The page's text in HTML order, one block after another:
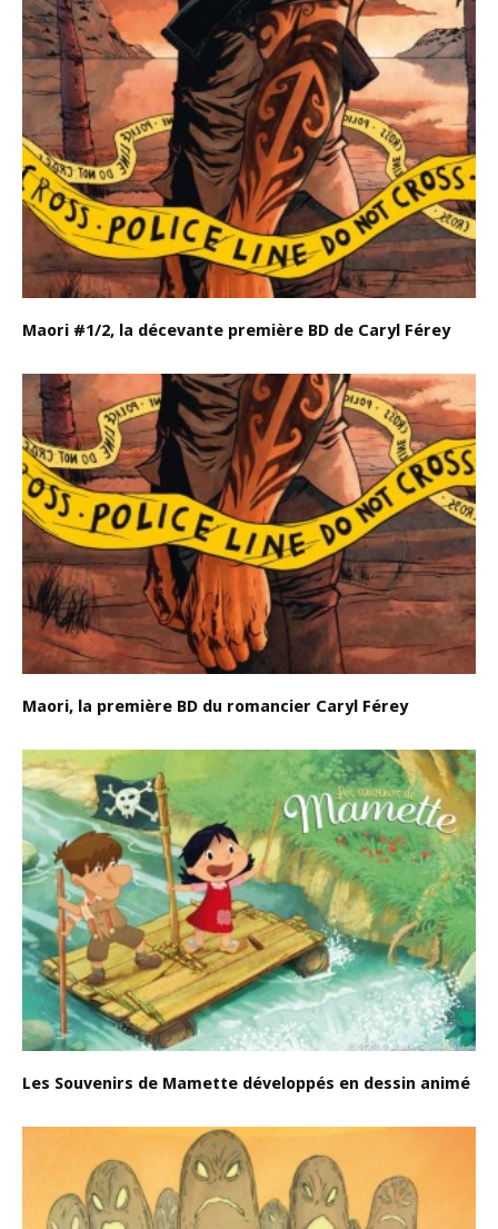
Maori #1/2, la décevante première BD de Caryl Férey
Maori, la première BD du romancier Caryl Férey
Les Souvenirs de Mamette développés en dessin animé